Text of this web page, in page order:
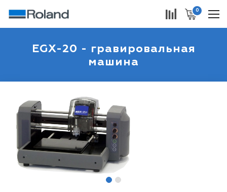
0
EGX-20 - гравировальная
машина